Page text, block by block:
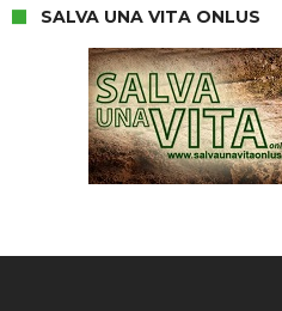
SALVA UNA VITA ONLUS